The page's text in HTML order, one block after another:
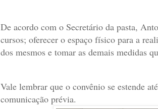
De acordo com o Secretário da pasta,
cursos; oferecer o espaço físico para a
dos mesmos e tomar as demais medidas
Vale lembrar que o convênio se estende
comunicação prévia.